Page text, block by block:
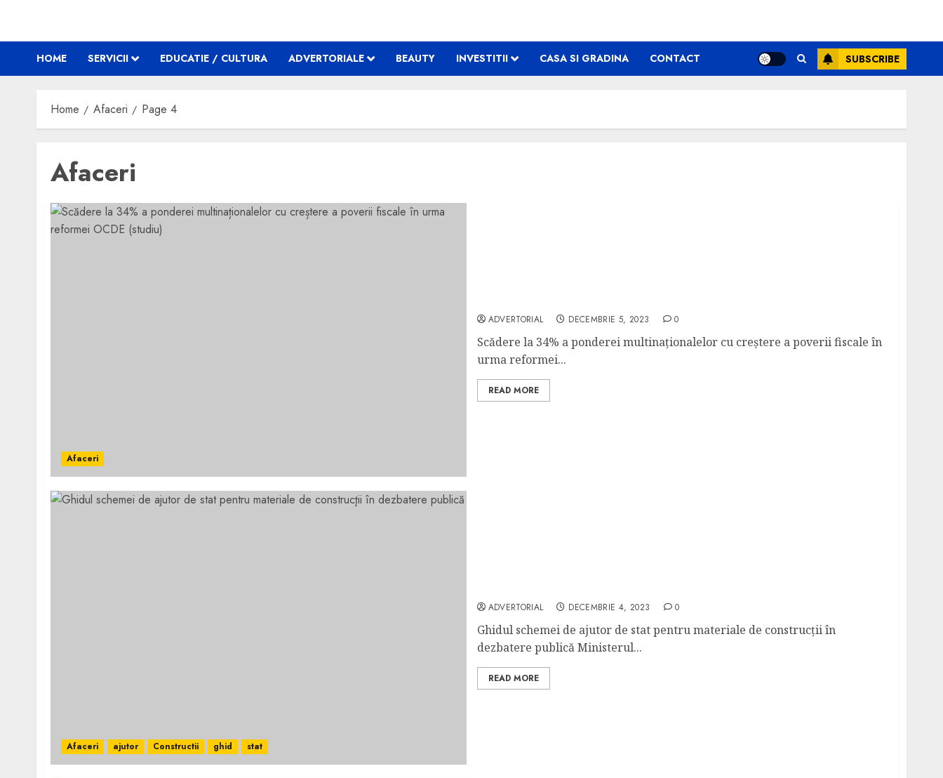
HOME SERVICII EDUCATIE / CULTURA ADVERTORIALE BEAUTY INVESTITII CASA SI GRADINA CONTACT SUBSCRIBE
Home Afaceri Page 4
Afaceri
Afaceri
ADVERTORIAL DECEMBRIE 5, 2023 0
Scădere la 34% a ponderei multinaționalelor cu creștere a poverii fiscale în
urma reformei...
READ MORE
Afaceri ajutor Constructii ghid stat
ADVERTORIAL DECEMBRIE 4, 2023 0
Ghidul schemei de ajutor de stat pentru materiale de construcţii în
dezbatere publică Ministerul...
READ MORE